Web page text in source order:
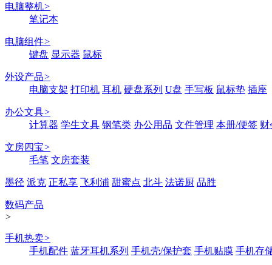
电脑整机>
笔记本
电脑组件>
键盘 显示器 鼠标
外设产品>
电脑支架 打印机 耳机 硬盘系列 U盘 手写板 鼠标垫 插座
办公文具>
计算器 学生文具 钢笔类 办公用品 文件管理 本册/便签 财
文房四宝>
毛笔 文房套装
墨径 派克 正私享 飞利浦 甜蜜点 北斗 法诺厨 品胜
数码产品
>
手机热卖>
手机配件 蓝牙耳机系列 手机壳/保护套 手机贴膜 手机存